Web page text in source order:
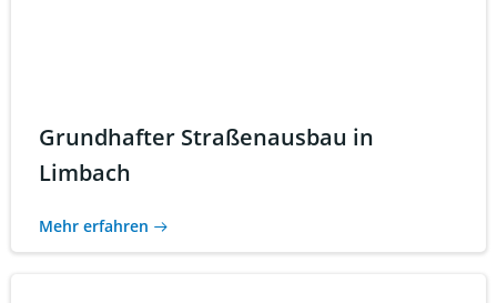
Grundhafter Straßenausbau in
Limbach
Mehr erfahren